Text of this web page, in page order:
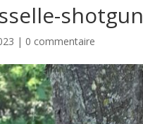
shotgun
| 0 commentaire